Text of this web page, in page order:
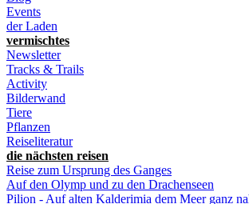
Events
der Laden
vermischtes
Newsletter
Tracks & Trails
Activity
Bilderwand
Tiere
Pflanzen
Reiseliteratur
die nächsten reisen
Reise zum Ursprung des Ganges
Auf den Olymp und zu den Drachenseen
Pilion - Auf alten Kalderimia dem Meer ganz